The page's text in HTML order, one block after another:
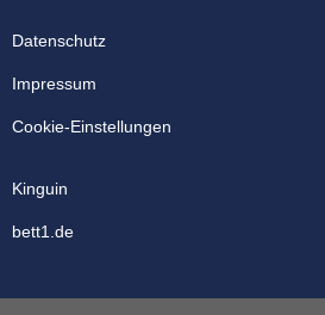
Datenschutz
Impressum
Cookie-Einstellungen
Kinguin
bett1.de